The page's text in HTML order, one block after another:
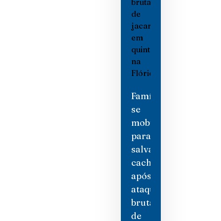
Família
se
mobiliza
para
salvar
cachorro
após
ataque
brutal
de